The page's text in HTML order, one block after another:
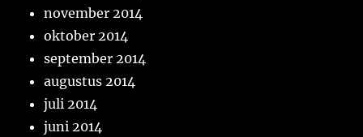
november 2014
oktober 2014
september 2014
augustus 2014
juli 2014
juni 2014